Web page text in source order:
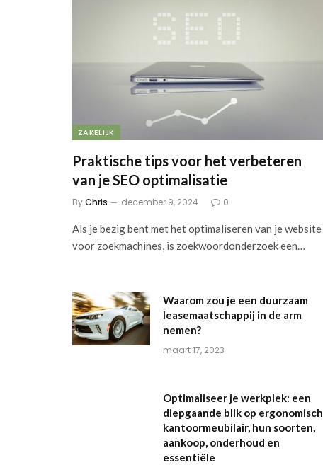
ZAKELIJK
Praktische tips voor het verbeteren
van je SEO optimalisatie
ByChris december 9, 2024 0
Als je bezig bent met het optimaliseren van je website
voor zoekmachines, is zoekwoordonderzoek een…
Waarom zou je een duurzaam
leasemaatschappij in de arm
nemen?
maart 17, 2023
Optimaliseer je werkplek: een
diepgaande blik op ergonomisch
kantoormeubilair, hun soorten,
aankoop, onderhoud en
essentiële